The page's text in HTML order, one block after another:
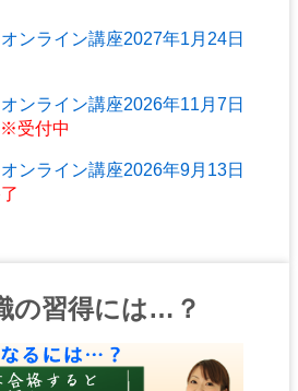
ンライン講座2027年1月24日
ンライン講座2026年11月7日
※受付中
ンライン講座2026年9月13日
の習得には…？